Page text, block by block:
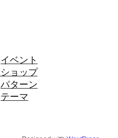
イベント
ショップ
パターン
テーマ